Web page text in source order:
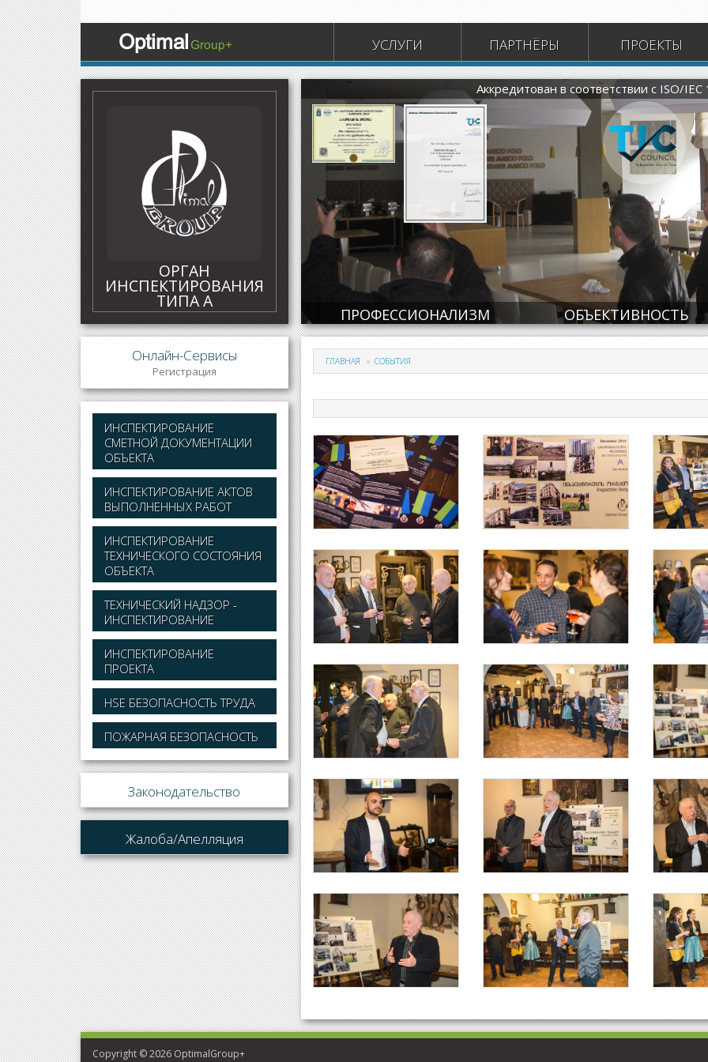
Optimal Group+ УСЛУГИ ПАРТНЁРЫ ПРОЕКТЫ
ОРГАН
ИНСПЕКТИРОВАНИЯ
ТИПА А
ПРОФЕССИОНАЛИЗМ ОБЪЕКТИВНОСТЬ
Аккредитован в соответствии с ISO/
Certificate
Certificate
Онлайн-Сервисы
Регистрация
ИНСПЕКТИРОВАНИЕ
СМЕТНОЙ ДОКУМЕНТАЦИИ
ОБЪЕКТА
ИНСПЕКТИРОВАНИЕ АКТОВ
ВЫПОЛНЕННЫХ РАБОТ
ИНСПЕКТИРОВАНИЕ
ТЕХНИЧЕСКОГО СОСТОЯНИЯ
ОБЪЕКТА
ТЕХНИЧЕСКИЙ НАДЗОР -
ИНСПЕКТИРОВАНИЕ
ИНСПЕКТИРОВАНИЕ
ПРОЕКТА
HSE БЕЗОПАСНОСТЬ ТРУДА
ПОЖАРНАЯ БЕЗОПАСНОСТЬ
Законодательство
Жалоба/Апелляция
ГЛАВНАЯ СОБЫТИЯ
Copyright © 2026 OptimalGroup+